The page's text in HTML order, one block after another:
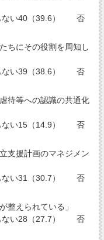
ない40（39.6） 否
ちにその役割を周知し
ない39（38.6） 否
待等への認識の共通化
ない15（14.9） 否
支援計画のマネジメン
ない31（30.7） 否
整えられている」
ない28（27.7） 否